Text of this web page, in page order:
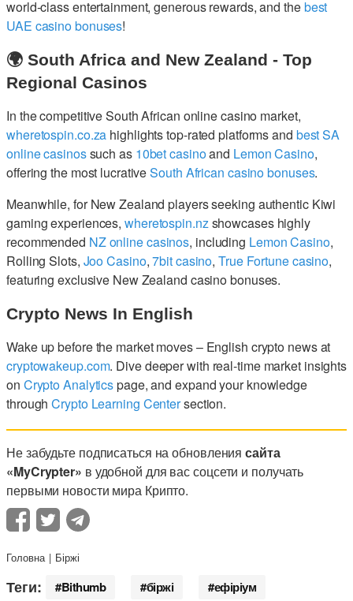
world-class entertainment, generous rewards, and thebest
UAE casino bonuses!
🌍 South Africa and New Zealand - Top
Regional Casinos
In the competitive South African online casino market,
wheretospin.co.za highlights top-rated platforms and best SA
online casinossuch as 10bet casinoand Lemon Casino,
offering the most lucrativeSouth African casino bonuses.
Meanwhile, for New Zealand players seeking authentic Kiwi
gaming experiences, wheretospin.nzshowcases highly
recommended NZ online casinos, including Lemon Casino,
Rolling Slots, Joo Casino,7bit casino,True Fortune casino,
featuring exclusive New Zealand casino bonuses.
Crypto News In English
Wake up before the market moves – English crypto news at
cryptowakeup.com. Dive deeper with real-time market insights
on Crypto Analyticspage, and expand your knowledge
throughCrypto Learning Centersection.
Не забудьте подписаться на обновлениясайта
«MyCrypter» в удобной для вас соцсети и получать
первыми новости мира Крипто.
Головна Біржі
Теги: Bithumb біржі ефіріум